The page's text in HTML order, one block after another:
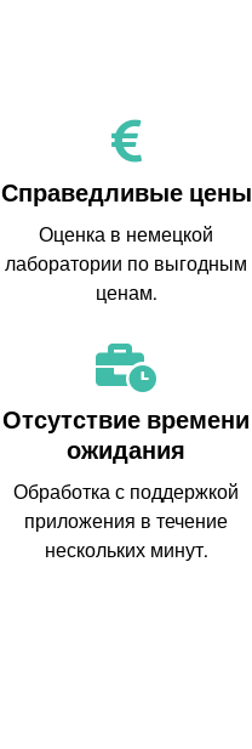
Справедливые цены
Оценка в немецкой
лаборатории по выгодным
ценам.
Отсутствие времени
ожидания
Обработка с поддержкой
приложения в течение
нескольких минут.